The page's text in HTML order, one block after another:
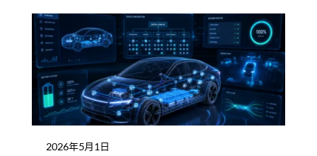
2026年5月1日